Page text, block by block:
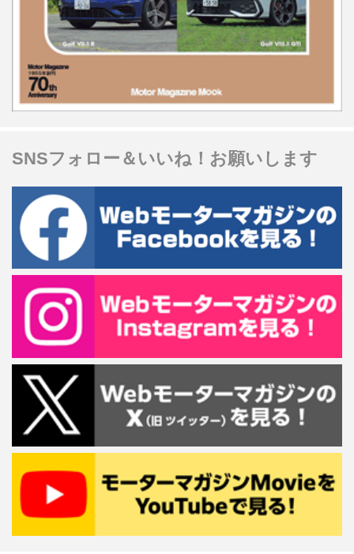
SNSフォロー＆いいね！お願いします